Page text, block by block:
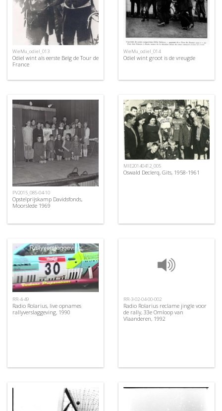
WieMu_odiel_013
Odiel wint als eerste Belg de Tour de
France
WieMu_odiel_014
Odiel wint groot is de vreugde
PV2015_085-04-10
Opstelprijskamp Davidsfonds,
Moorslede 1969
MIE20140412_005
Oswald Declerq, Gits, 1958-1961
RR-4-49
Radio Rolarius, live opnames
rallyverslaggeving, 1990
RR-3-02-04-00-002
Radio Rolarius reclame jingle voor
de rally, 33e Omloop van
Vlaanderen, 1992